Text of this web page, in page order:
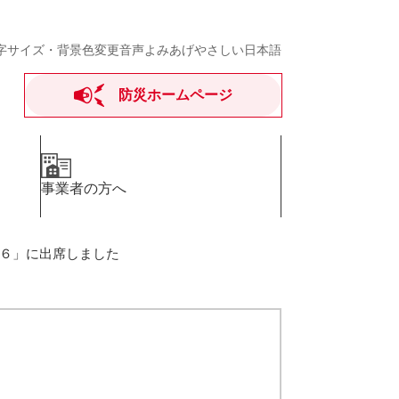
サイズ・背景色変更音声よみあげやさしい日本語
防災ホームページ
事業者の方へ
」に出席しました